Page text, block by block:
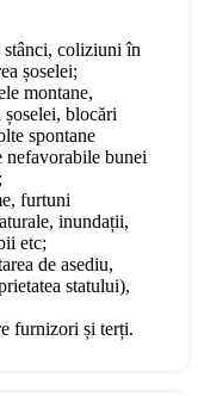
stânci, coliziuni în
șoselei;
montane,
blocări
spontane
bunei
furtuni
inundații,
etc;
de asediu,
statului),
furnizori și terți.